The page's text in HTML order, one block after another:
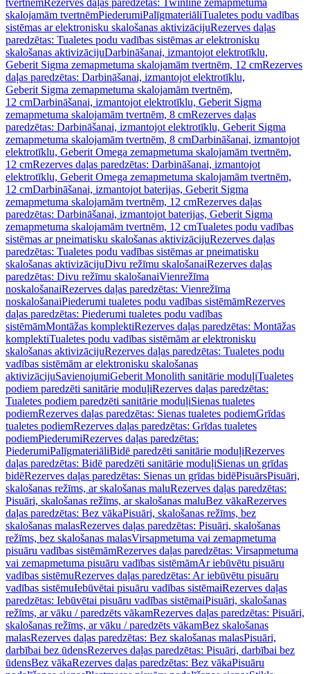
tvertnēmRezerves daļas paredzētas: Twinline zemapmetuma
skalojamām tvertnēmPiederumiPalīgmateriāliTualetes podu vadības
sistēmas ar elektronisku skalošanas aktivizācijuRezerves daļas
paredzētas: Tualetes podu vadības sistēmas ar elektronisku
skalošanas aktivizācijuDarbināšanai, izmantojot elektrotīklu,
Geberit Sigma zemapmetuma skalojamām tvertnēm, 12 cmRezerves
daļas paredzētas: Darbināšanai, izmantojot elektrotīklu,
Geberit Sigma zemapmetuma skalojamām tvertnēm,
12 cmDarbināšanai, izmantojot elektrotīklu, Geberit Sigma
zemapmetuma skalojamām tvertnēm, 8 cmRezerves daļas
paredzētas: Darbināšanai, izmantojot elektrotīklu, Geberit Sigma
zemapmetuma skalojamām tvertnēm, 8 cmDarbināšanai, izmantojot
elektrotīklu, Geberit Omega zemapmetuma skalojamām tvertnēm,
12 cmRezerves daļas paredzētas: Darbināšanai, izmantojot
elektrotīklu, Geberit Omega zemapmetuma skalojamām tvertnēm,
12 cmDarbināšanai, izmantojot baterijas, Geberit Sigma
zemapmetuma skalojamām tvertnēm, 12 cmRezerves daļas
paredzētas: Darbināšanai, izmantojot baterijas, Geberit Sigma
zemapmetuma skalojamām tvertnēm, 12 cmTualetes podu vadības
sistēmas ar pneimatisku skalošanas aktivizācijuRezerves daļas
paredzētas: Tualetes podu vadības sistēmas ar pneimatisku
skalošanas aktivizācijuDivu režīmu skalošanaiRezerves daļas
paredzētas: Divu režīmu skalošanaiVienrežīma
noskalošanaiRezerves daļas paredzētas: Vienrežīma
noskalošanaiPiederumi tualetes podu vadības sistēmāmRezerves
daļas paredzētas: Piederumi tualetes podu vadības
sistēmāmMontāžas komplektiRezerves daļas paredzētas: Montāžas
komplektiTualetes podu vadības sistēmām ar elektronisku
skalošanas aktivizācijuRezerves daļas paredzētas: Tualetes podu
vadības sistēmām ar elektronisku skalošanas
aktivizācijuSavienojumiGeberit Monolith sanitārie moduļiTualetes
podiem paredzēti sanitārie moduļiRezerves daļas paredzētas:
Tualetes podiem paredzēti sanitārie moduļiSienas tualetes
podiemRezerves daļas paredzētas: Sienas tualetes podiemGrīdas
tualetes podiemRezerves daļas paredzētas: Grīdas tualetes
podiemPiederumiRezerves daļas paredzētas:
PiederumiPalīgmateriāliBidē paredzēti sanitārie moduļiRezerves
daļas paredzētas: Bidē paredzēti sanitārie moduļiSienas un grīdas
bidēRezerves daļas paredzētas: Sienas un grīdas bidēPisuārsPisuāri,
skalošanas režīms, ar skalošanas maluRezerves daļas paredzētas:
Pisuāri, skalošanas režīms, ar skalošanas maluBez vākaRezerves
daļas paredzētas: Bez vākaPisuāri, skalošanas režīms, bez
skalošanas malasRezerves daļas paredzētas: Pisuāri, skalošanas
režīms, bez skalošanas malasVirsapmetuma vai zemapmetuma
pisuāru vadības sistēmāmRezerves daļas paredzētas: Virsapmetuma
vai zemapmetuma pisuāru vadības sistēmāmAr iebūvētu pisuāru
vadības sistēmuRezerves daļas paredzētas: Ar iebūvētu pisuāru
vadības sistēmuIebūvētai pisuāru vadības sistēmaiRezerves daļas
paredzētas: Iebūvētai pisuāru vadības sistēmaiPisuāri, skalošanas
režīms, ar vāku / paredzēts vākamRezerves daļas paredzētas: Pisuāri,
skalošanas režīms, ar vāku / paredzēts vākamBez skalošanas
malasRezerves daļas paredzētas: Bez skalošanas malasPisuāri,
darbībai bez ūdensRezerves daļas paredzētas: Pisuāri, darbībai bez
ūdensBez vākaRezerves daļas paredzētas: Bez vākaPisuāru